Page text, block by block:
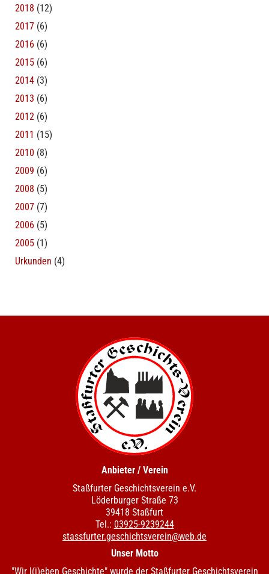
2018 (12)
2017 (6)
2016 (6)
2015 (6)
2014 (3)
2013 (6)
2012 (6)
2011 (15)
2010 (8)
2009 (6)
2008 (5)
2007 (7)
2006 (5)
2005 (1)
Urkunden (4)
Anbieter / Verein
Staßfurter Geschichtsverein e.V.
Löderburger Straße 73
39418 Staßfurt
Tel.: 03925-9239244
stassfurter.geschichtsverein@web.de
Unser Motto
"Wir l(i)eben Geschichte" wurde der Staßfurter Geschichtsverein